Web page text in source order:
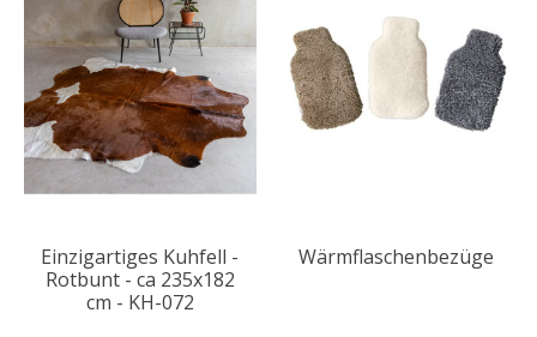
Einzigartiges Kuhfell -
Rotbunt - ca 235x182
cm - KH-072
Wärmflaschenbezüge